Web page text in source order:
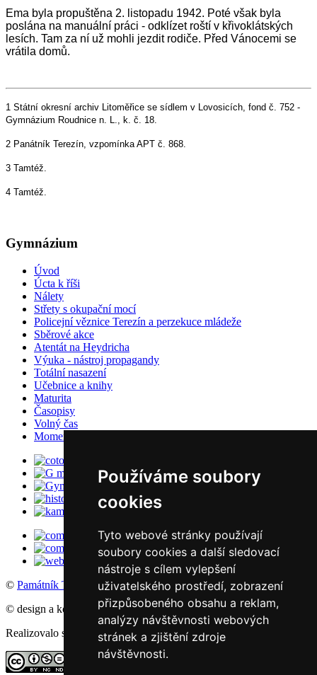
Používáme soubory
cookies
Tyto webové stránky používají
soubory cookies a další sledovací
nástroje s cílem vylepšení
uživatelského prostředí, zobrazení
přizpůsobeného obsahu a reklam,
analýzy návštěvnosti webových
stránek a zjištění zdroje
návštěvnosti.
Ema byla propuštěna 2. listopadu 1942. Poté však byla
poslána na manuální práci - odklízet roští v křivoklátských
lesích. Tam za ní už mohli jezdit rodiče. Před Vánocemi se
vrátila domů.
1 Státní okresní archiv Litoměřice se sídlem v Lovosicích, fond č. 752 -
Gymnázium Roudnice n. L., k. č. 18.
2 Panátník Terezín, vzpomínka APT č. 868.
3 Tamtéž.
4 Tamtéž.
Gymnázium
Úvod
Úcta k říši
Nálety
Střety s okupační mocí
Policejní věznice Terezín a perzekuce mládeže
Sběrové akce
Atentát na Heydricha
Výuka - nástroj propagandy
Totální nasazení
Učebnice a knihy
Maturita
Časopisy
Volný čas
Momentky školního života
© Památník Terezín
, 2016
© design a koncept: agemy s.r.o,Studio ThD, 2011
Realizovalo studio:
WebSite21